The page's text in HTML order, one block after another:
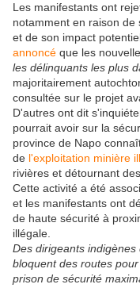
Les manifestants ont
notamment en raison
et de son impact
annoncé que les
les délinquants les plus
majoritairement
consultée sur le projet
D'autres ont dit
pourrait avoir sur la
province de Napo
de l'exploitation minière
rivières et détournant
Cette activité a été
et les manifestants ont
de haute sécurité à
illégale.
Des dirigeants
bloquent des routes
prison de sécurité